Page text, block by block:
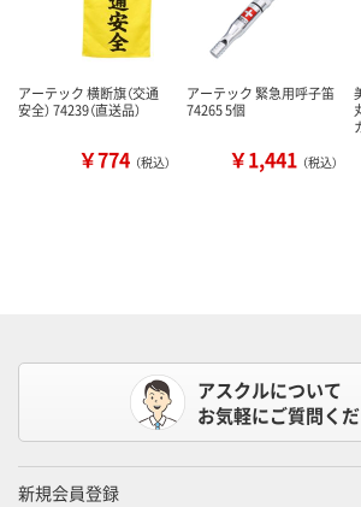
アーテック 横断旗（交通
安全） 74239（直送品）
￥774 （税込）
アーテック 緊急用呼子笛
74265 5個
￥1,441 （税込）
アスクルについて
お気軽にご質問くだ
新規会員登録